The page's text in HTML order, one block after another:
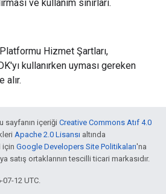
ve kullanım sınırları.
Hizmet Şartları,
kullanırken uyması gereken
alır.
sayfanın içeriği Creative Commons Atıf 4.0
Apache 2.0 Lisansı altında
için Google Developers Site Politikaları'na
satış ortaklarının tescilli ticari markasıdır.
12 UTC.